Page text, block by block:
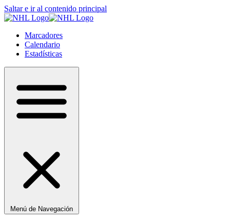
Saltar e ir al contenido principal
Marcadores
Calendario
Estadísticas
Menú de Navegación